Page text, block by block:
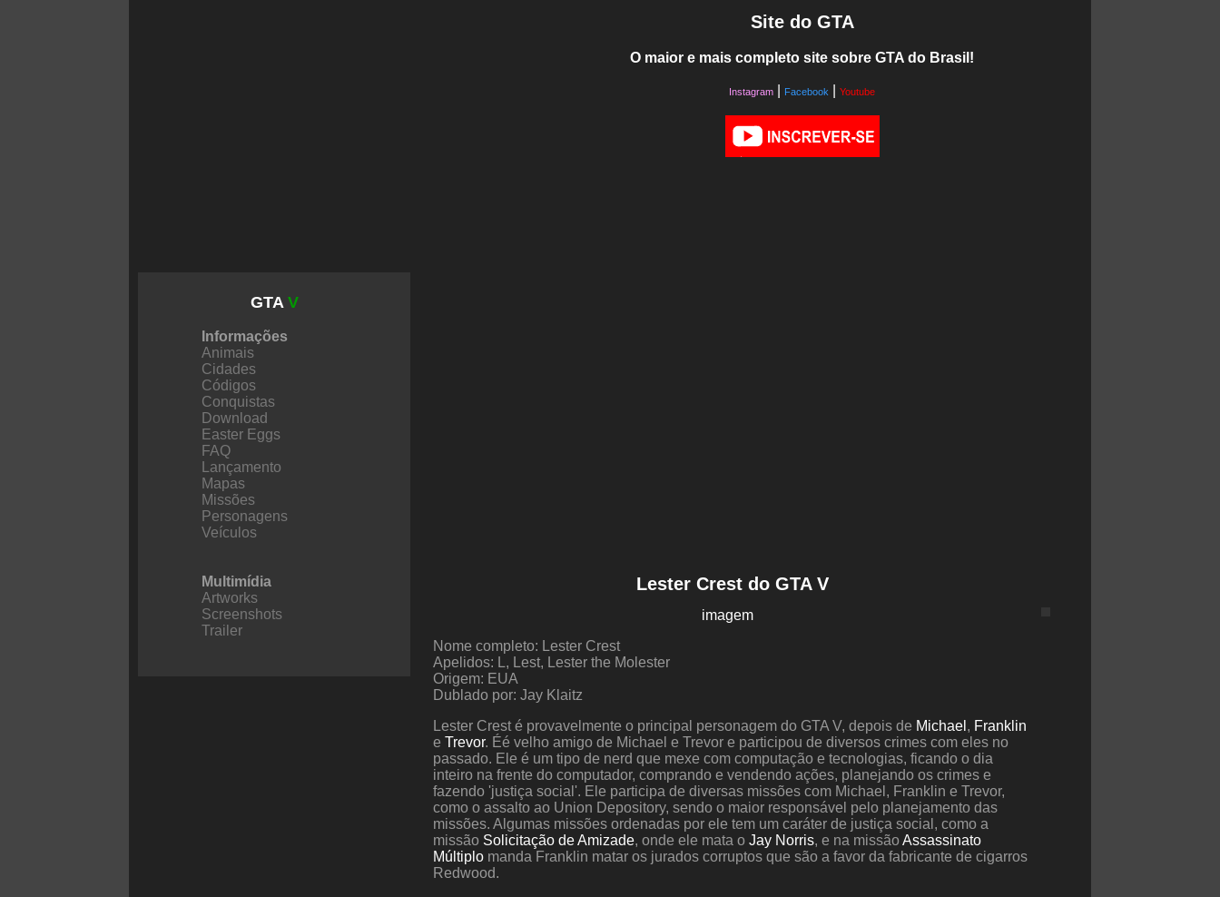
Site do GTA
O maior e mais completo site sobre GTA do Brasil!
Instagram Facebook Youtube
GTA V
Informações
Animais
Cidades
Códigos
Conquistas
Download
Easter Eggs
FAQ
Lançamento
Mapas
Missões
Personagens
Veículos
Multimídia
Artworks
Screenshots
Trailer
Lester Crest do GTA V
imagem
Nome completo: Lester Crest
Apelidos: L, Lest, Lester the Molester
Origem: EUA
Dublado por: Jay Klaitz
Lester Crest é provavelmente o principal personagem do GTA V, depois de Michael , Franklin
e Trevor. Éé velho amigo de Michael e Trevor e participou de diversos crimes com eles no
passado. Ele é um tipo de nerd que mexe com computação e tecnologias, ficando o dia
inteiro na frente do computador, comprando e vendendo ações, planejando os crimes e
fazendo 'justiça social'. Ele participa de diversas missões com Michael, Franklin e Trevor,
como o assalto ao Union Depository, sendo o maior responsável pelo planejamento das
missões. Algumas missões ordenadas por ele tem um caráter de justiça social, como a
missão Solicitação de Amizade, onde ele mata o Jay Norris, e na missãoAssassinato
Múltiplo manda Franklin matar os jurados corruptos que são a favor da fabricante de cigarros
Redwood.